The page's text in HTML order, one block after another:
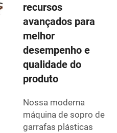
recursos
avançados para
melhor
desempenho e
qualidade do
produto
Nossa moderna
máquina de sopro de
garrafas plásticas